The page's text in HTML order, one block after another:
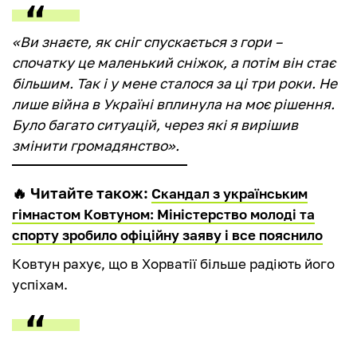
«Ви знаєте, як сніг спускається з гори –
спочатку це маленький сніжок, а потім він стає
більшим. Так і у мене сталося за ці три роки. Не
лише війна в Україні вплинула на моє рішення.
Було багато ситуацій, через які я вирішив
змінити громадянство».
🔥 Читайте також: Скандал з українським
гімнастом Ковтуном: Міністерство молоді та
спорту зробило офіційну заяву і все пояснило
Ковтун рахує, що в Хорватії більше радіють його
успіхам.